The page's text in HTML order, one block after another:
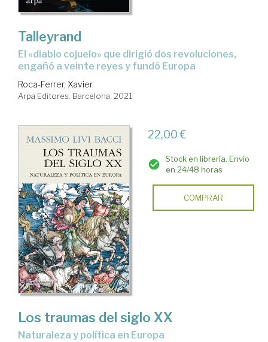
Talleyrand
el «diablo cojuelo» que dirigió dos revoluciones,
engañó a veinte reyes y fundó Europa
Roca-Ferrer, Xavier
Arpa Editores. Barcelona, 2021
22,00 €
Stock en librería. Envío
en 24/48 horas
COMPRAR
Los traumas del siglo XX
naturaleza y política en Europa